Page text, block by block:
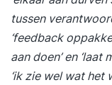
tussen
‘feedback
aan doen’ en ‘laat
‘ik zie wel wat het